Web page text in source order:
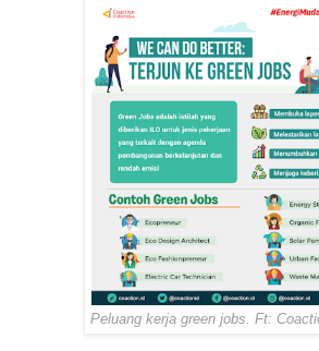
Peluang kerja green jobs. Ft: